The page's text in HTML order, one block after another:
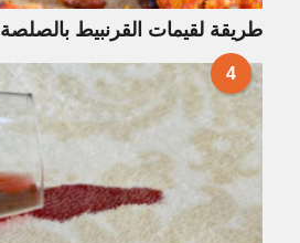
طريقة لقيمات القرنبيط بالصلصة
4